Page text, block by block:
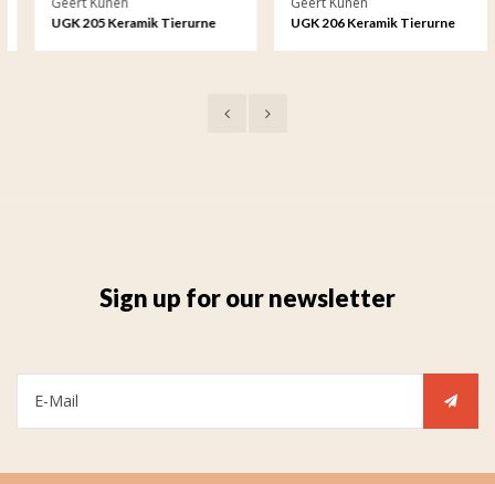
UGK 205 Keramik Tierurne
UGK 206 Keramik Tierurne
Sign up for our newsletter